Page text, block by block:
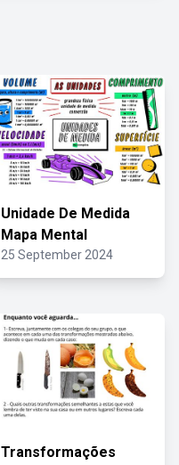
Unidade De Medida
Mapa Mental
25 September 2024
Transformações